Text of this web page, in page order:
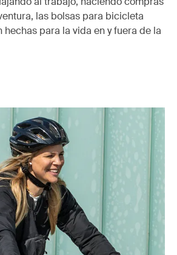
las bolsas para bicicleta
hechas para la vida en y fuera de la